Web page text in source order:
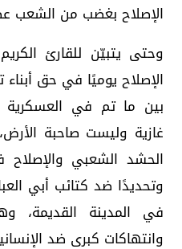
الإصلاح بغضب من الشعب
وحتى يتبيّن للقارئ
الإصلاح يوميًا في حق أبناء
بين ما تم في العسكرية
غازية وليست صاحبة
في المدينة القديمة،
وانتهاكات كبرى ضد